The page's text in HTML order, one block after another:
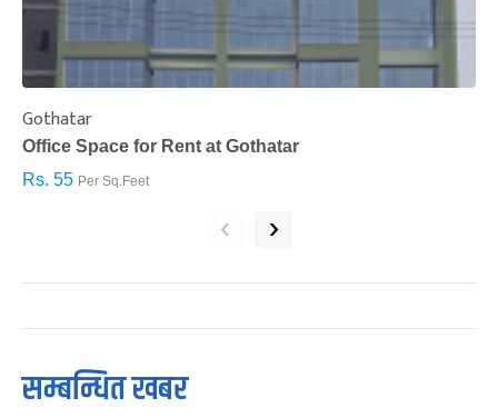
Gothatar
Office Space for Rent at Gothatar
Rs. 55 Per Sq.Feet
‹ ›
सम्बन्धित खबर